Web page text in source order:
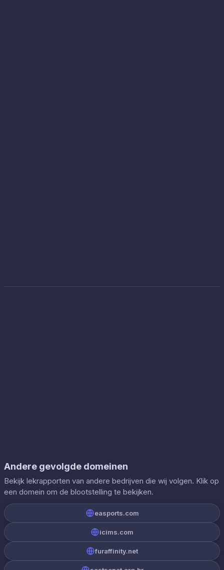
Andere gevolgde domeinen
Bekijk lekrapporten van andere bedrijven die wij volgen. Klik op
een domein om de blootstelling te bekijken.
easports.com
icims.com
furaffinity.net